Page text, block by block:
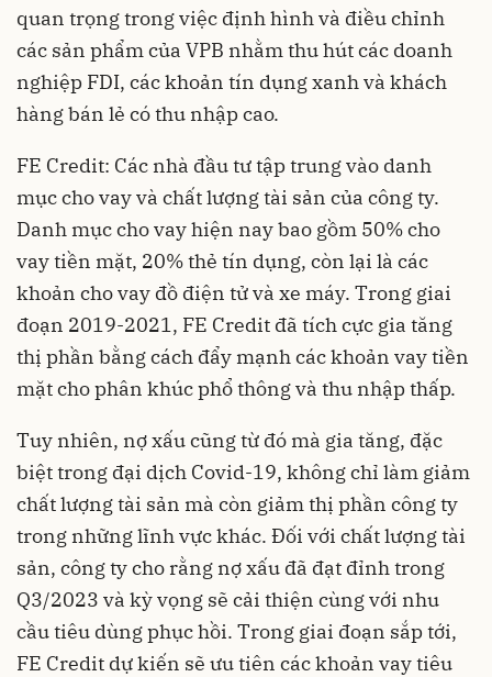
quan trọng trong việc định hình và điều chỉnh
các sản phẩm của VPB nhằm thu hút các doanh
nghiệp FDI, các khoản tín dụng xanh và khách
hàng bán lẻ có thu nhập cao.
FE Credit: Các nhà đầu tư tập trung vào danh
mục cho vay và chất lượng tài sản của công ty.
Danh mục cho vay hiện nay bao gồm 50% cho
vay tiền mặt, 20% thẻ tín dụng, còn lại là các
khoản cho vay đồ điện tử và xe máy. Trong giai
đoạn 2019-2021, FE Credit đã tích cực gia tăng
thị phần bằng cách đẩy mạnh các khoản vay tiền
mặt cho phân khúc phổ thông và thu nhập thấp.
Tuy nhiên, nợ xấu cũng từ đó mà gia tăng, đặc
biệt trong đại dịch Covid-19, không chỉ làm giảm
chất lượng tài sản mà còn giảm thị phần công ty
trong những lĩnh vực khác. Đối với chất lượng tài
sản, công ty cho rằng nợ xấu đã đạt đỉnh trong
Q3/2023 và kỳ vọng sẽ cải thiện cùng với nhu
cầu tiêu dùng phục hồi. Trong giai đoạn sắp tới,
FE Credit dự kiến sẽ ưu tiên các khoản vay tiêu